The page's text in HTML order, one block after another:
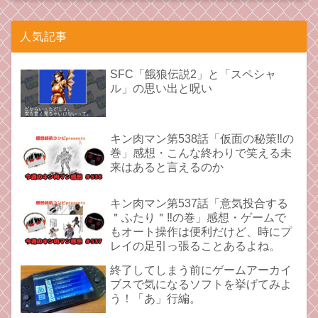
人気記事
SFC「餓狼伝説2」と「スペシャ
ル」の思い出と呪い
キン肉マン第538話「仮面の秘策‼︎の
巻」感想・こんな終わりで笑える未
来はあると言えるのか
キン肉マン第537話「意気投合する
＂ふたり＂‼︎の巻」感想・ゲームで
もオート操作は便利だけど、時にプ
レイの足引っ張ることあるよね。
終了してしまう前にゲームアーカイ
ブスで気になるソフトを挙げてみよ
う！「あ」行編。